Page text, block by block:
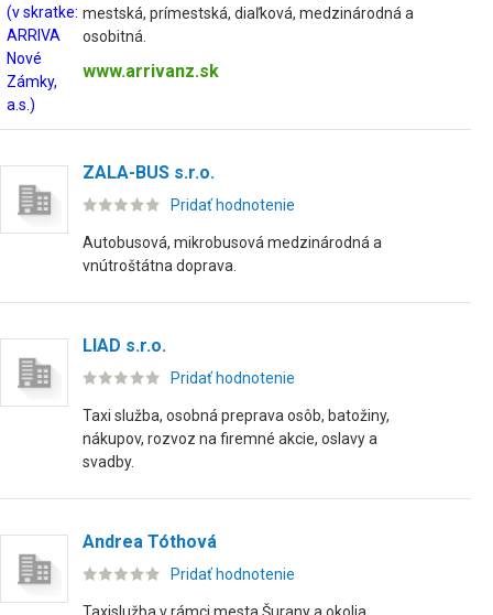
mestská, prímestská, diaľková, medzinárodná a
osobitná.
www.arrivanz.sk
ZALA-BUS s.r.o.
Pridať hodnotenie
Autobusová, mikrobusová medzinárodná a
vnútroštátna doprava.
LIAD s.r.o.
Pridať hodnotenie
Taxi služba, osobná preprava osôb, batožiny,
nákupov, rozvoz na firemné akcie, oslavy a
svadby.
Andrea Tóthová
Pridať hodnotenie